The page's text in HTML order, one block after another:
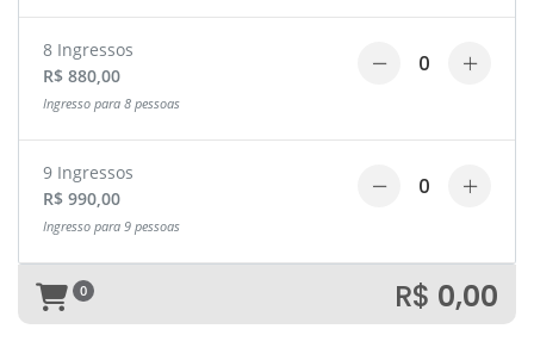
8 Ingressos
R$ 880,00
Ingresso para 8 pessoas
9 Ingressos
R$ 990,00
Ingresso para 9 pessoas
0 R$ 0,00